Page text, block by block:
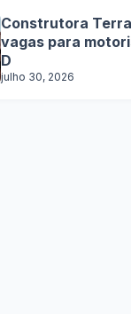
Construtora
vagas para
D
julho 30, 2026